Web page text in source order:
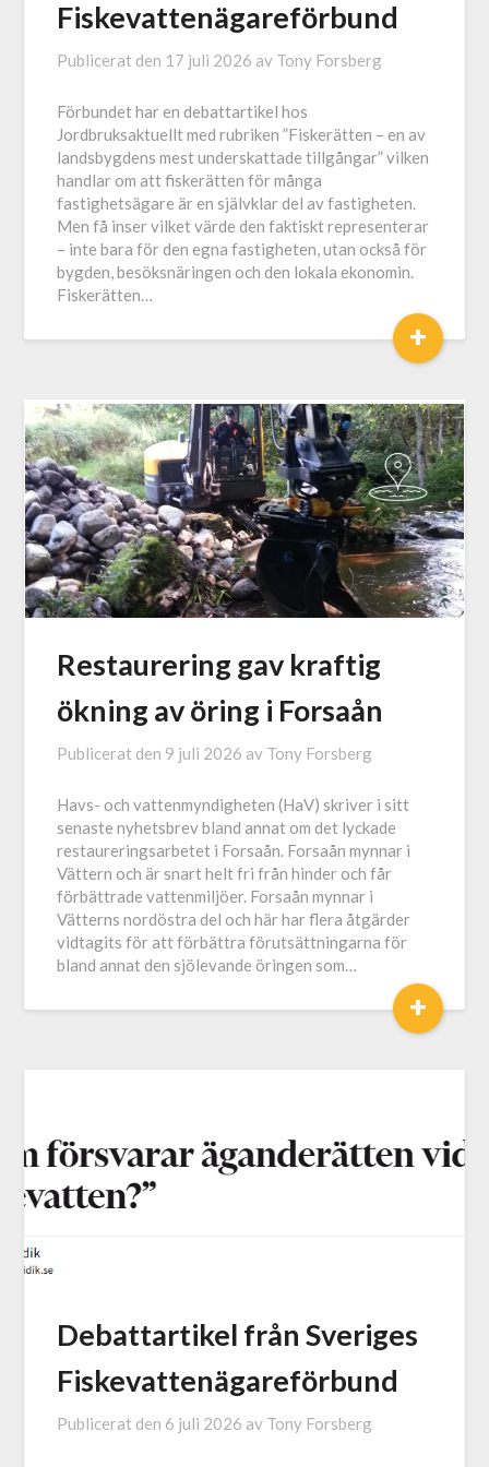
Fiskevattenägareförbund
Publicerat den 17 juli 2026 av Tony Forsberg
Förbundet har en debattartikel hos
Jordbruksaktuellt med rubriken ”Fiskerätten – en av
landsbygdens mest underskattade tillgångar” vilken
handlar om att fiskerätten för många
fastighetsägare är en självklar del av fastigheten.
Men få inser vilket värde den faktiskt representerar
– inte bara för den egna fastigheten, utan också för
bygden, besöksnäringen och den lokala ekonomin.
Fiskerätten…
+
Restaurering gav kraftig
ökning av öring i Forsaån
Publicerat den 9 juli 2026 av Tony Forsberg
Havs- och vattenmyndigheten (HaV) skriver i sitt
senaste nyhetsbrev bland annat om det lyckade
restaureringsarbetet i Forsaån. Forsaån mynnar i
Vättern och är snart helt fri från hinder och får
förbättrade vattenmiljöer. Forsaån mynnar i
Vätterns nordöstra del och här har flera åtgärder
vidtagits för att förbättra förutsättningarna för
bland annat den sjölevande öringen som…
+
Debattartikel från Sveriges
Fiskevattenägareförbund
Publicerat den 6 juli 2026 av Tony Forsberg